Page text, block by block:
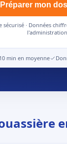
Préparer mon
sécurisé · Données
l'administration
10 min en moyenne